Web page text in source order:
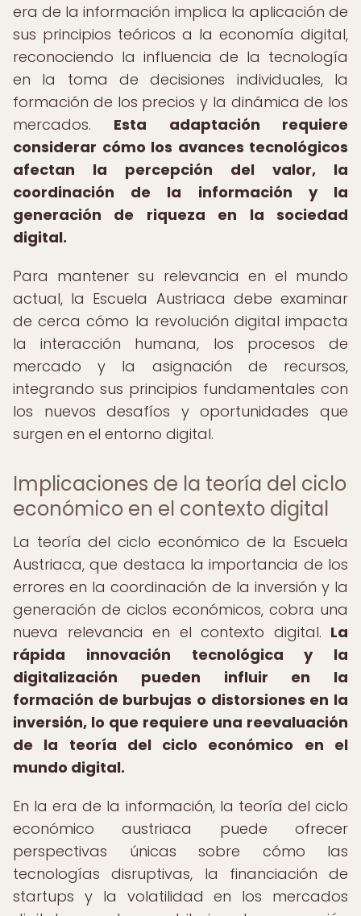
era de la información implica la aplicación de
sus principios teóricos a la economía digital,
reconociendo la influencia de la tecnología
en la toma de decisiones individuales, la
formación de los precios y la dinámica de los
mercados. Esta adaptación requiere
considerar cómo los avances tecnológicos
afectan la percepción del valor, la
coordinación de la información y la
generación de riqueza en la sociedad
digital.
Para mantener su relevancia en el mundo
actual, la Escuela Austriaca debe examinar
de cerca cómo la revolución digital impacta
la interacción humana, los procesos de
mercado y la asignación de recursos,
integrando sus principios fundamentales con
los nuevos desafíos y oportunidades que
surgen en el entorno digital.
Implicaciones de la teoría del ciclo
económico en el contexto digital
La teoría del ciclo económico de la Escuela
Austriaca, que destaca la importancia de los
errores en la coordinación de la inversión y la
generación de ciclos económicos, cobra una
nueva relevancia en el contexto digital. La
rápida innovación tecnológica y la
digitalización pueden influir en la
formación de burbujas o distorsiones en la
inversión, lo que requiere una reevaluación
de la teoría del ciclo económico en el
mundo digital.
En la era de la información, la teoría del ciclo
económico austriaca puede ofrecer
perspectivas únicas sobre cómo las
tecnologías disruptivas, la financiación de
startups y la volatilidad en los mercados